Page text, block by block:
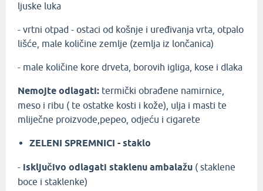
ljuske luka
- vrtni otpad - ostaci od košnje i uređivanja vrta, otpalo
lišće, male količine zemlje (zemlja iz lončanica)
- male količine kore drveta, borovih igliga, kose i dlaka
Nemojte odlagati: termički obrađene namirnice,
meso i ribu ( te ostatke kosti i kože), ulja i masti te
mliječne proizvode,pepeo, odjeću i cigarete
ZELENI SPREMNICI - staklo
​- isključivo odlagati staklenu ambalažu ( staklene
boce i staklenke)